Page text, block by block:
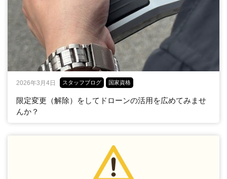
2026年3月4日 スタッフブログ 国家資格
限定変更（解除）をしてドローンの活用を広めてみませ
んか？